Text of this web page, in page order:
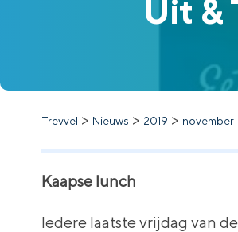
Uit &
Trevvel > Nieuws > 2019 > november
Kaapse lunch
Iedere laatste vrijdag van